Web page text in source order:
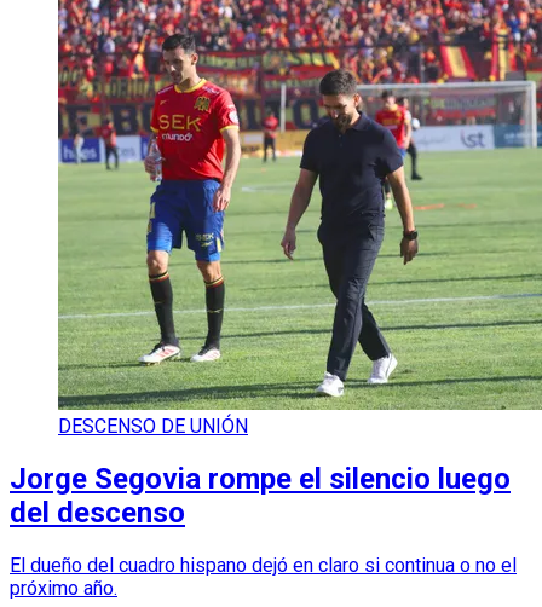
DESCENSO DE UNIÓN
Jorge Segovia rompe el silencio luego
del descenso
El dueño del cuadro hispano dejó en claro si continua o no el
próximo año.